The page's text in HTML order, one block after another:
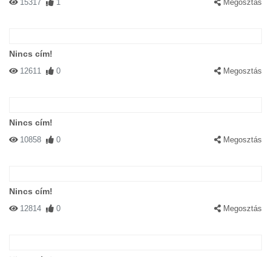
15317 1 Megosztás
Nincs cím!
12611 0 Megosztás
Nincs cím!
10858 0 Megosztás
Nincs cím!
12814 0 Megosztás